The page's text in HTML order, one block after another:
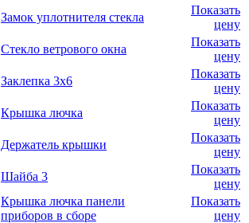
Замок уплотнителя стекла
Показать
цену
Стекло ветрового окна
Показать
цену
Заклепка 3x6
Показать
цену
Крышка лючка
Показать
цену
Держатель крышки
Показать
цену
Шайба 3
Показать
цену
Крышка лючка панели
приборов в сборе
Показать
цену